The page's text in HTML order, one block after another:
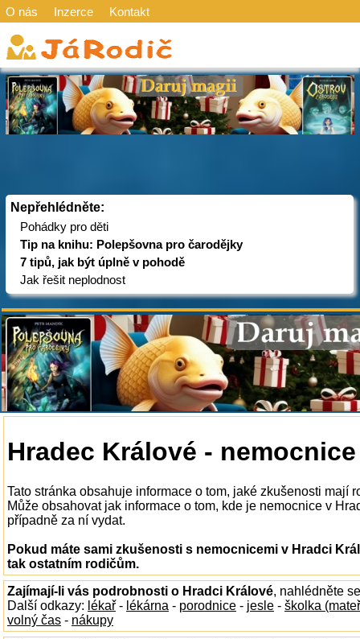
O nás Inzerce Kontakt
Nepřehlédněte:
Pohádky pro děti
Tip na knihu: Polepšovna pro čarodějky
7 tipů, jak být úplně v pohodě
Jak řešit neplodnost
Hradec Králové - nemocnice
Tato stránka obsahuje informace o tom, jaké zkušenosti mají
Může obsahovat jak informace o tom, kde je nemocnice v
případně za ní vydat.
Pokud máte sami zkušenosti s nemocnicemi v Hradci
tak ostatním rodičům.
Zajímají-li vás podrobnosti o Hradci Králové, nahlédněte
Další odkazy: lékař - lékárna - porodnice - jesle - školka
volný čas - nákupy